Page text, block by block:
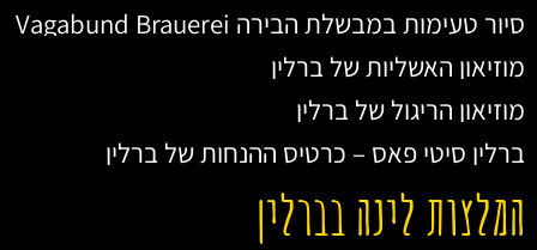
סיור טעימות במבשלת הבירה Vagabund Brauerei
מוזיאון האשליות של ברלין
מוזיאון הריגול של ברלין
ברלין סיטי פאס – כרטיס ההנחות של ברלין
המלצות לינה בברלין